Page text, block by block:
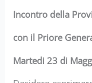
Incontro della
con il Priore
Martedi 23 di